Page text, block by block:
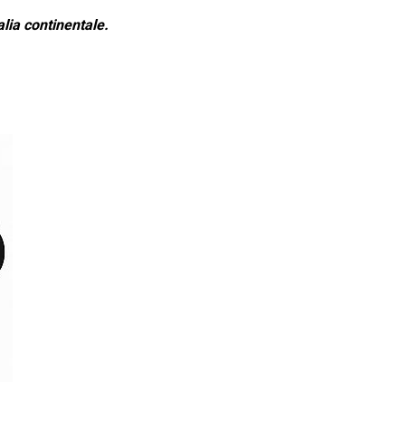
continentale.